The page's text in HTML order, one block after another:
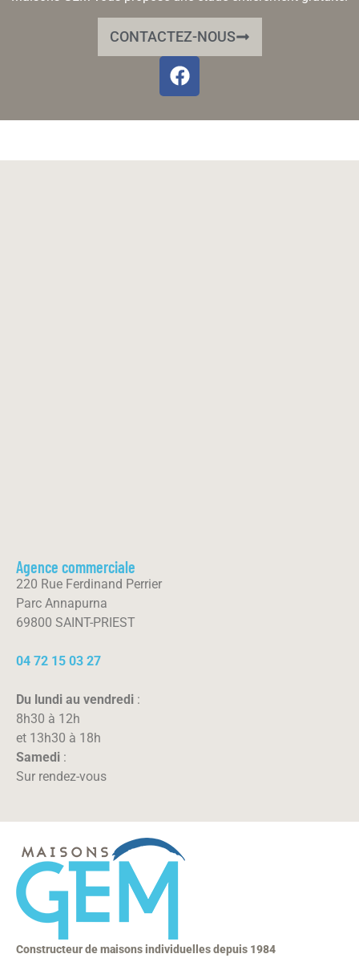
CONTACTEZ-NOUS
Agence commerciale
220 Rue Ferdinand Perrier
Parc Annapurna
69800 SAINT-PRIEST
04 72 15 03 27
Du lundi au vendredi :
8h30 à 12h
et 13h30 à 18h
Samedi :
Sur rendez-vous
Constructeur de maisons individuelles depuis 1984